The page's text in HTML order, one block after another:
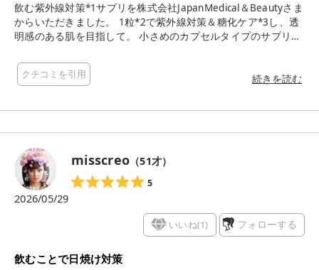
飲む紫外線対策*1サプリを株式会社JapanMedical＆Beautyさま
からいただきました。 1粒*2で紫外線対策＆糖化ケア*3し、透
明感のある肌を目指して。 小さめのカプセルタイプのサプリメ
など気にならなく飲みやすいです。 1日1粒*2でいいので飲み忘
れも少なくなるのもいいです。 これから紫外線がどんどん強く
す。 *1 紫外線によって失われる栄養を補給すること *2 目安
クチコミを引用 続きを読む
misscreo （51才）
5
2026/05/29
いいね(1) フォローする
飲むことで日焼け対策